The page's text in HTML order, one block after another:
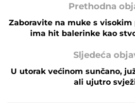
Prethodna
Zaboravite na muke s visokim
ima hit balerinke kao
Sljedeća
U utorak većinom sunčano,
ali ujutro